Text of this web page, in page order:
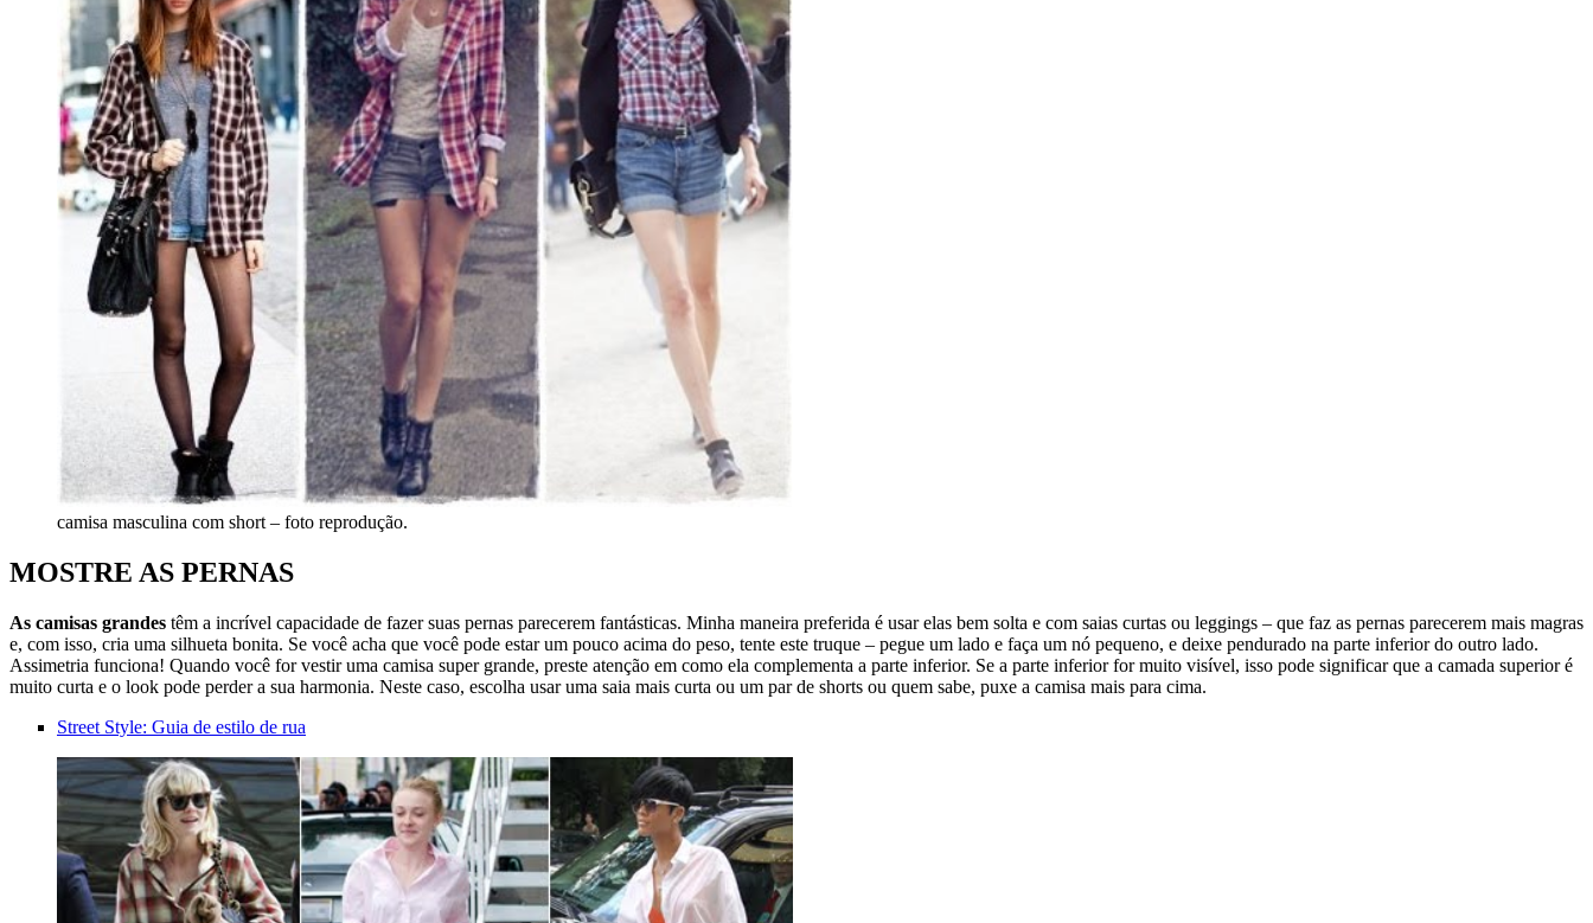
camisa masculina com short – foto reprodução.
MOSTRE AS PERNAS
As camisas grandes têm a incrível capacidade de fazer suas pernas parecerem fantásticas. Minha maneira preferida é usar elas bem solta e com saias curtas ou leggings – que faz as pernas parecerem mais magras
e, com isso, cria uma silhueta bonita. Se você acha que você pode estar um pouco acima do peso, tente este truque – pegue um lado e faça um nó pequeno, e deixe pendurado na parte inferior do outro lado.
Assimetria funciona! Quando você for vestir uma camisa super grande, preste atenção em como ela complementa a parte inferior. Se a parte inferior for muito visível, isso pode significar que a camada superior é
muito curta e o look pode perder a sua harmonia. Neste caso, escolha usar uma saia mais curta ou um par de shorts ou quem sabe, puxe a camisa mais para cima.
Street Style: Guia de estilo de rua